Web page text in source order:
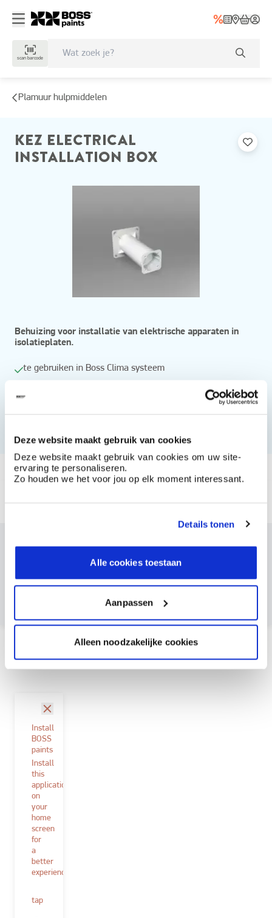
Deze website maakt gebruik van cookies
Deze website maakt gebruik van cookies om uw site-
ervaring te personaliseren.
Zo houden we het voor jou op elk moment interessant.
Details tonen
Alle cookies toestaan
Aanpassen
Alleen noodzakelijke cookies
scan barcode
Plamuur hulpmiddelen
KEZ ELECTRICAL
INSTALLATION BOX
Behuizing voor installatie van elektrische apparaten in
isolatieplaten.
te gebruiken in Boss Clima systeem
Vanaf
Dit product bestellen?
Maak een account aan bij BOSS paints
Install
BOSS
paints
Install
this
application
on
your
home
screen
for
a
better
experience.
tap
sluit